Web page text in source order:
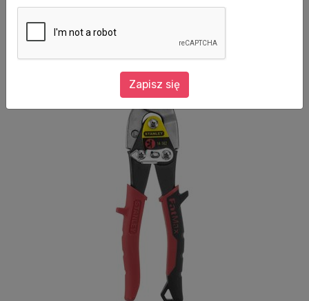
obróbki blachy, stali, miedzi i aluminium.
Zapisz się